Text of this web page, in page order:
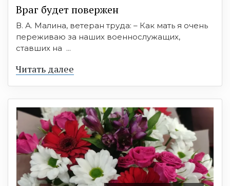
Враг будет повержен
В. А. Малина, ветеран труда: – Как мать я очень
переживаю за наших военнослужащих,
ставших на ...
Читать далее